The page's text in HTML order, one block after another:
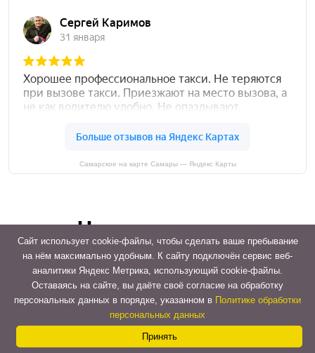
Самарское на карте Самары — Яндекс Карты
Наши новости
Принять
Сайт использует cookie-файлы, чтобы сделать ваше пребывание
на нём максимально удобным. К cайту подключён сервис веб-
аналитики Яндекс Метрика, использующий cookie-файлы.
Оставаясь на сайте, вы даёте своё согласие на обработку
персональных данных в порядке, указанном в Политике обработки
персональных данных
Contact